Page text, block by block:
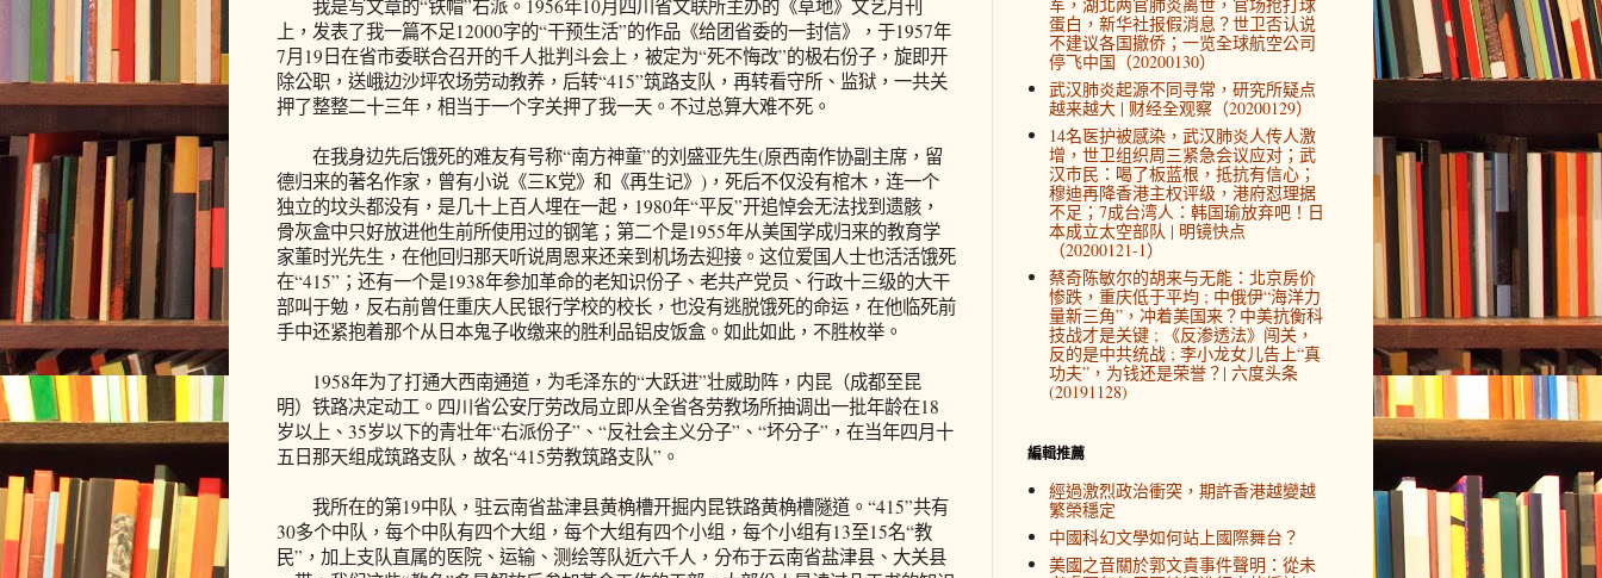
我是写文章的“铁帽”右派。1956年10月四川省文联所主办的《草地》文艺月刊
上，发表了我一篇不足12000字的“干预生活”的作品《给团省委的一封信》，于1957年
7月19日在省市委联合召开的千人批判斗会上，被定为“死不悔改”的极右份子，旋即开
除公职，送峨边沙坪农场劳动教养，后转“415”筑路支队，再转看守所、监狱，一共关
押了整整二十三年，相当于一个字关押了我一天。不过总算大难不死。
在我身边先后饿死的难友有号称“南方神童”的刘盛亚先生(原西南作协副主席，留
德归来的著名作家，曾有小说《三K党》和《再生记》)，死后不仅没有棺木，连一个
独立的坟头都没有，是几十上百人埋在一起，1980年“平反”开追悼会无法找到遗骸，
骨灰盒中只好放进他生前所使用过的钢笔；第二个是1955年从美国学成归来的教育学
家董时光先生，在他回归那天听说周恩来还亲到机场去迎接。这位爱国人士也活活饿死
在“415”；还有一个是1938年参加革命的老知识份子、老共产党员、行政十三级的大干
部叫于勉，反右前曾任重庆人民银行学校的校长，也没有逃脱饿死的命运，在他临死前
手中还紧抱着那个从日本鬼子收缴来的胜利品铝皮饭盒。如此如此，不胜枚举。
1958年为了打通大西南通道，为毛泽东的“大跃进”壮威助阵，内昆（成都至昆
明）铁路决定动工。四川省公安厅劳改局立即从全省各劳教场所抽调出一批年龄在18
岁以上、35岁以下的青壮年“右派份子”、“反社会主义分子”、“坏分子”，在当年四月十
五日那天组成筑路支队，故名“415劳教筑路支队”。
我所在的第19中队，驻云南省盐津县黄桷槽开掘内昆铁路黄桷槽隧道。“415”共有
30多个中队，每个中队有四个大组，每个大组有四个小组，每个小组有13至15名“教
民”，加上支队直属的医院、运输、测绘等队近六千人，分布于云南省盐津县、大关县
蛋白，新华社报假消息？世卫否认说
不建议各国撤侨；一览全球航空公司
停飞中国（20200130）
武汉肺炎起源不同寻常，研究所疑点
越来越大 | 财经全观察（20200129）
14名医护被感染，武汉肺炎人传人激
增，世卫组织周三紧急会议应对；武
汉市民：喝了板蓝根，抵抗有信心；
穆迪再降香港主权评级，港府怼理据
不足；7成台湾人：韩国瑜放弃吧！日
本成立太空部队 | 明镜快点
（20200121-1）
蔡奇陈敏尔的胡来与无能：北京房价
惨跌，重庆低于平均 ; 中俄伊“海洋力
量新三角”，冲着美国来？中美抗衡科
技战才是关键 ; 《反渗透法》闯关，
反的是中共统战 ; 李小龙女儿告上“真
功夫”，为钱还是荣誉？| 六度头条
(20191128)
編輯推薦
經過激烈政治衝突，期許香港越變越
繁榮穩定
中國科幻文學如何站上國際舞台？
美國之音關於郭文貴事件聲明：從未